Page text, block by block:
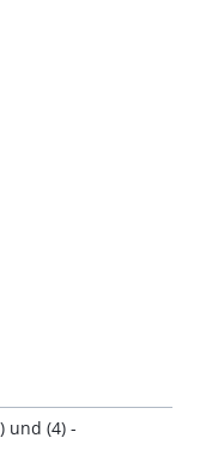
und (4) -